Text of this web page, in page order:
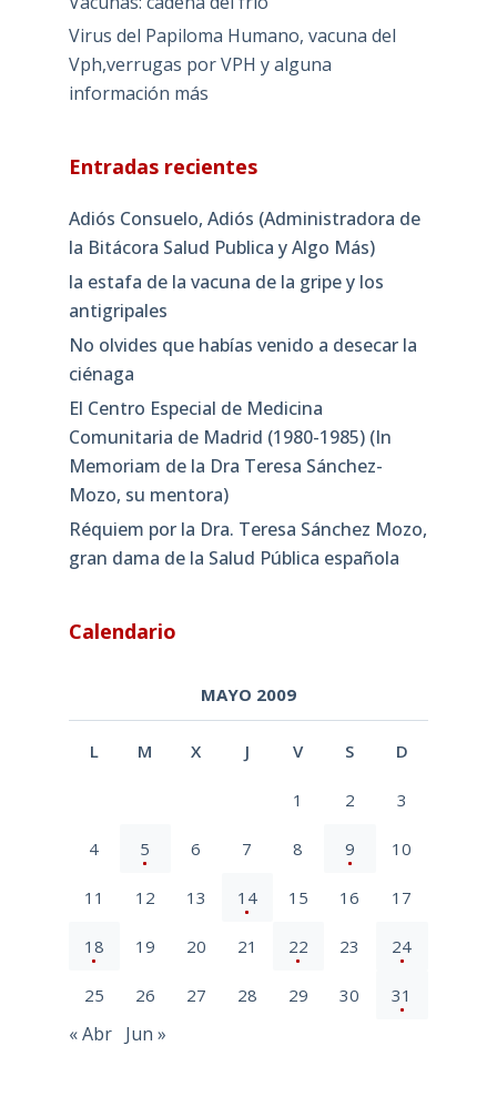
Virus del Papiloma Humano, vacuna del
Vph,verrugas por VPH y alguna
información más
Entradas recientes
Adiós Consuelo, Adiós (Administradora de
la Bitácora Salud Publica y Algo Más)
la estafa de la vacuna de la gripe y los
antigripales
No olvides que habías venido a desecar la
ciénaga
El Centro Especial de Medicina
Comunitaria de Madrid (1980-1985) (In
Memoriam de la Dra Teresa Sánchez-
Mozo, su mentora)
Réquiem por la Dra. Teresa Sánchez Mozo,
gran dama de la Salud Pública española
Calendario
MAYO 2009
L M X J V S D
1 2 3
4 5 6 7 8 9 10
11 12 13 14 15 16 17
18 19 20 21 22 23 24
25 26 27 28 29 30 31
« Abr Jun »